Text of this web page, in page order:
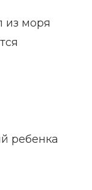
из моря
ребенка